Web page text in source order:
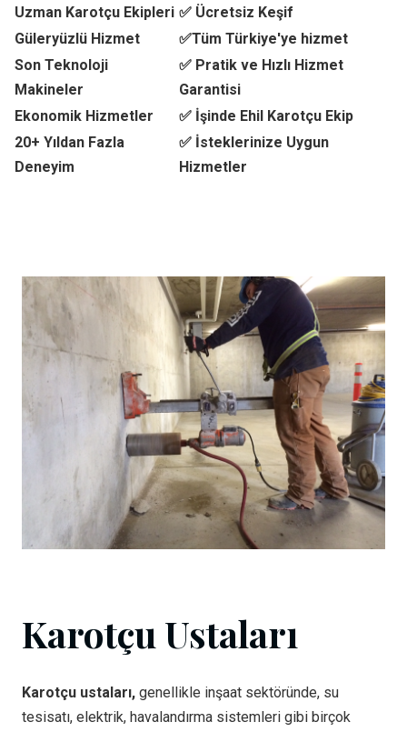
Uzman Karotçu Ekipleri ✅ Ücretsiz Keşif
Güleryüzlü Hizmet
✅Tüm Türkiye'ye hizmet
Son Teknoloji
Makineler
✅ Pratik ve Hızlı Hizmet
Garantisi
Ekonomik Hizmetler
✅ İşinde Ehil Karotçu Ekip
20+ Yıldan Fazla
Deneyim
✅ İsteklerinize Uygun
Hizmetler
Karotçu Ustaları
Karotçu ustaları, genellikle inşaat sektöründe, su
tesisatı, elektrik, havalandırma sistemleri gibi birçok